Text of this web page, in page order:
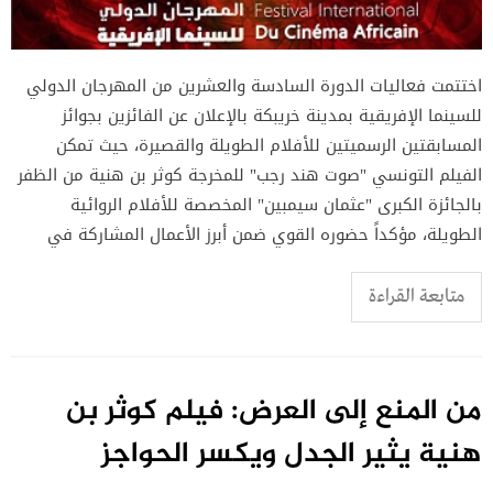
اختتمت فعاليات الدورة السادسة والعشرين من المهرجان الدولي
للسينما الإفريقية بمدينة خريبكة بالإعلان عن الفائزين بجوائز
المسابقتين الرسميتين للأفلام الطويلة والقصيرة، حيث تمكن
الفيلم التونسي "صوت هند رجب" للمخرجة كوثر بن هنية من الظفر
بالجائزة الكبرى "عثمان سيمبين" المخصصة للأفلام الروائية
الطويلة، مؤكداً حضوره القوي ضمن أبرز الأعمال المشاركة في
متابعة القراءة
من المنع إلى العرض: فيلم كوثر بن
هنية يثير الجدل ويكسر الحواجز